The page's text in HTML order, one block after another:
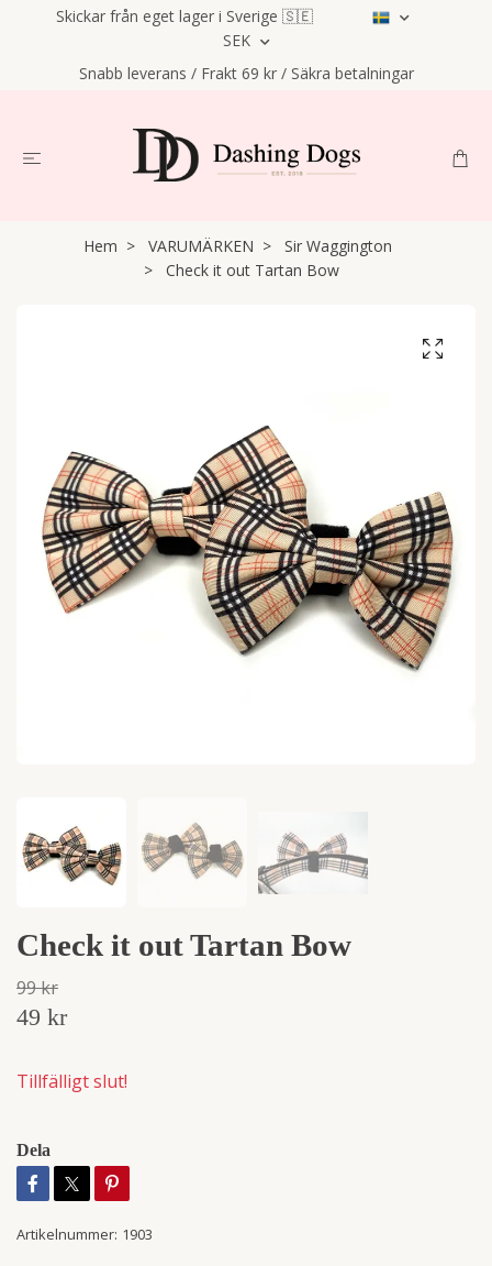
Skickar från eget lager i Sverige 🇸🇪
SEK
Snabb leverans / Frakt 69 kr / Säkra betalningar
Hem VARUMÄRKEN
Sir Waggington
Check it out Tartan Bow
Check it out Tartan Bow
99 kr
49 kr
Tillfälligt slut!
Dela
Artikelnummer: 1903